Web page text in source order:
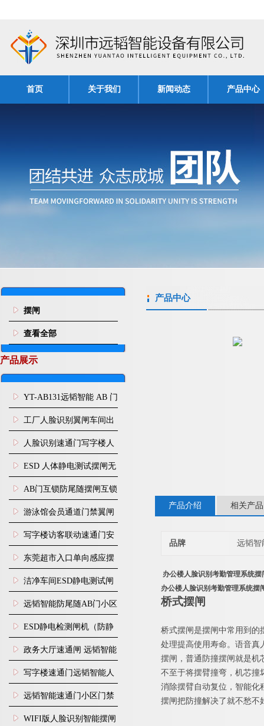
首页 关于我们 新闻动态 产品中心
摆闸
查看全部
产品展示
YT-AB131远韬智能 AB 门
闸机双通道互锁防尾随闸
机
工厂人脸识别翼闸车间出
入口人行通道门禁
人脸识别速通门写字楼人
行通道闸门禁设备
ESD 人体静电测试摆闸无
尘车间防静电闸机
AB门互锁防尾随摆闸互锁
闸机
游泳馆会员通道门禁翼闸
写字楼访客联动速通门安
装
东莞超市入口单向感应摆
闸安装
洁净车间ESD静电测试闸
机
远韬智能防尾随AB门小区
门禁闸机安装
​ESD静电检测闸机（防静
电门禁通道系统）
政务大厅速通闸 远韬智能
防尾随静音速通门
写字楼速通门远韬智能人
脸识别快速通道闸
远韬智能速通门小区门禁
闸机食堂消费摆闸
WIFI版人脸识别智能摆闸
产品中心
产品介绍 相关产品
品牌 远韬智
办公楼人脸识别考勤管理系统摆
办公楼人脸识别考勤管理系统摆
桥式摆闸
桥式摆闸是摆闸中常用到的
处理提高使用寿命。语音真
摆闸，普通防撞摆闸就是机
不至于将摆臂撞弯，机芯撞
消除摆臂自动复位，智能化
摆闸把防撞解决了就不愁不